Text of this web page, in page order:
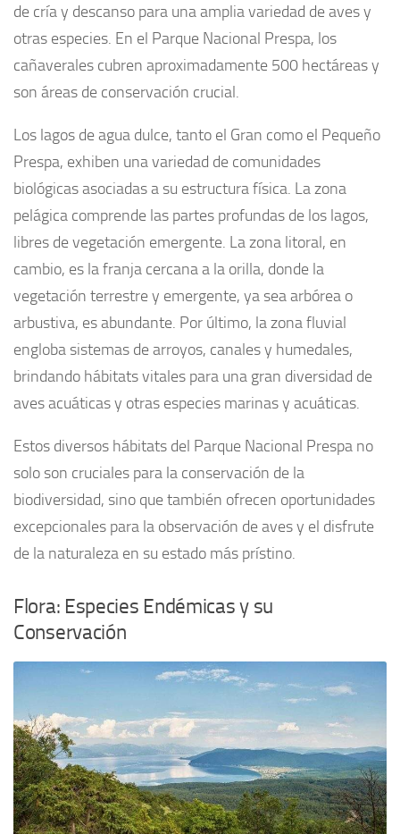
de cría y descanso para una amplia variedad de aves y
otras especies. En el Parque Nacional Prespa, los
cañaverales cubren aproximadamente 500 hectáreas y
son áreas de conservación crucial.
Los lagos de agua dulce, tanto el Gran como el Pequeño
Prespa, exhiben una variedad de comunidades
biológicas asociadas a su estructura física. La zona
pelágica comprende las partes profundas de los lagos,
libres de vegetación emergente. La zona litoral, en
cambio, es la franja cercana a la orilla, donde la
vegetación terrestre y emergente, ya sea arbórea o
arbustiva, es abundante. Por último, la zona fluvial
engloba sistemas de arroyos, canales y humedales,
brindando hábitats vitales para una gran diversidad de
aves acuáticas y otras especies marinas y acuáticas.
Estos diversos hábitats del Parque Nacional Prespa no
solo son cruciales para la conservación de la
biodiversidad, sino que también ofrecen oportunidades
excepcionales para la observación de aves y el disfrute
de la naturaleza en su estado más prístino.
Flora: Especies Endémicas y su
Conservación